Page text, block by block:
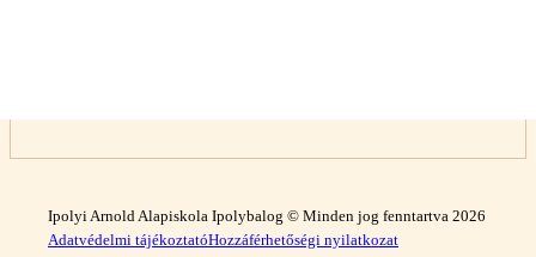
Ipolyi Arnold Alapiskola Ipolybalog © Minden jog fenntartva 2026
Adatvédelmi tájékoztatóHozzáférhetőségi nyilatkozat